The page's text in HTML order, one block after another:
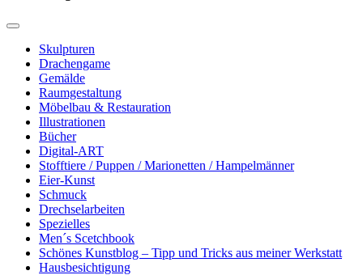
Skulpturen
Drachengame
Gemälde
Raumgestaltung
Möbelbau & Restauration
Illustrationen
Bücher
Digital-ART
Stofftiere / Puppen / Marionetten / Hampelmänner
Eier-Kunst
Schmuck
Drechselarbeiten
Spezielles
Men´s Scetchbook
Schönes Kunstblog – Tipp und Tricks aus meiner Werkstatt
Hausbesichtigung